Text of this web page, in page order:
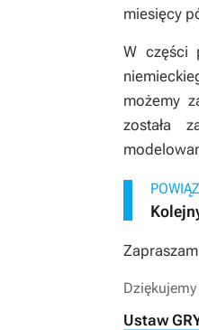
miesięcy
W części
możemy
została
Ustaw